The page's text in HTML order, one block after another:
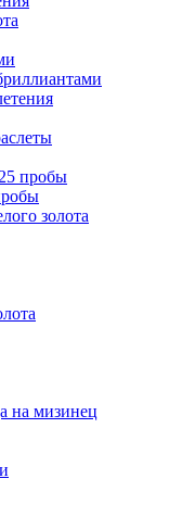
пробы
золота
на мизинец